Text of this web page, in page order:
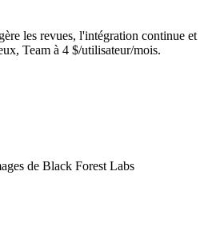
les revues, l'intégration continue et
Team à 4 $/utilisateur/mois.
de Black Forest Labs